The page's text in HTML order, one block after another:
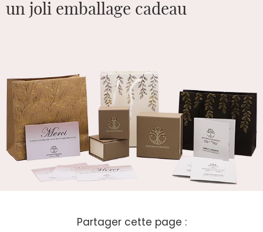
un joli emballage cadeau
Partager cette page :